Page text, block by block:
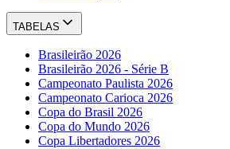
TABELAS
Brasileirão 2026
Brasileirão 2026 - Série B
Campeonato Paulista 2026
Campeonato Carioca 2026
Copa do Brasil 2026
Copa do Mundo 2026
Copa Libertadores 2026